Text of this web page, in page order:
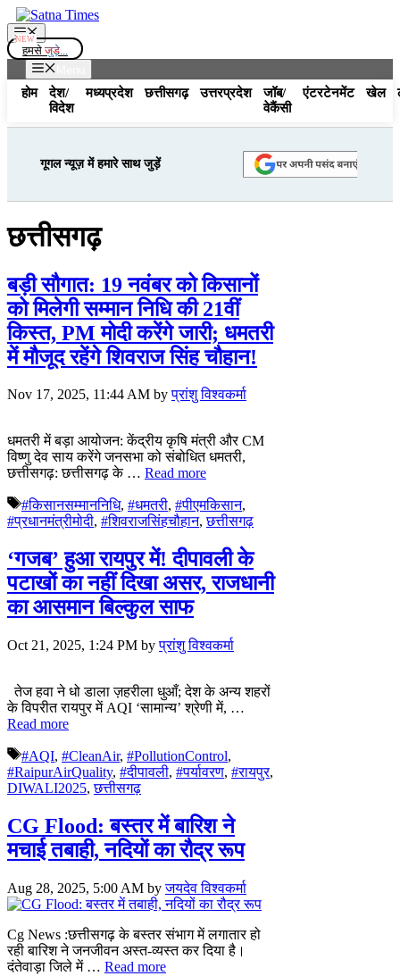
Skip
to
content
Menu
हमसे जुड़े...
होम
देश/
विदेश
मध्यप्रदेश छत्तीसगढ़ उत्तरप्रदेश
जॉब/
वेकैंसी
एंटरटेनमेंट खेल
गूगल न्यूज़ में हमारे साथ जुड़ें
छत्तीसगढ़
बड़ी सौगात: 19 नवंबर को किसानों
को मिलेगी सम्मान निधि की 21वीं
किस्त, PM मोदी करेंगे जारी; धमतरी
में मौजूद रहेंगे शिवराज सिंह चौहान!
Nov 17, 2025, 11:44 AM byप्रांशु विश्वकर्मा
धमतरी में बड़ा आयोजन: केंद्रीय कृषि मंत्री और CM
विष्णु देव साय करेंगे जनसभा को संबोधित धमतरी,
छत्तीसगढ़: छत्तीसगढ़ के … Read more
Tags
#किसानसम्माननिधि, #धमतरी, #पीएमकिसान,
#प्रधानमंत्रीमोदी, #शिवराजसिंहचौहान,छत्तीसगढ़
‘गजब’ हुआ रायपुर में! दीपावली के
पटाखों का नहीं दिखा असर, राजधानी
का आसमान बिल्कुल साफ
Oct 21, 2025, 1:24 PM byप्रांशु विश्वकर्मा
तेज हवा ने धो डाला ज़हरीला धुआँ; देश के अन्य शहरों
के विपरीत रायपुर में AQI ‘सामान्य’ श्रेणी में, …
Read more
Tags
#AQI, #CleanAir, #PollutionControl,
#RaipurAirQuality, #दीपावली, #पर्यावरण, #रायपुर,
DIWALI2025,छत्तीसगढ़
CG Flood: बस्तर में बारिश ने
मचाई तबाही, नदियों का रौद्र रूप
Aug 28, 2025, 5:00 AM byजयदेव विश्वकर्मा
Cg News :छत्तीसगढ़ के बस्तर संभाग में लगातार हो
रही बारिश ने जनजीवन अस्त-व्यस्त कर दिया है।
दंतेवाड़ा जिले में … Read more